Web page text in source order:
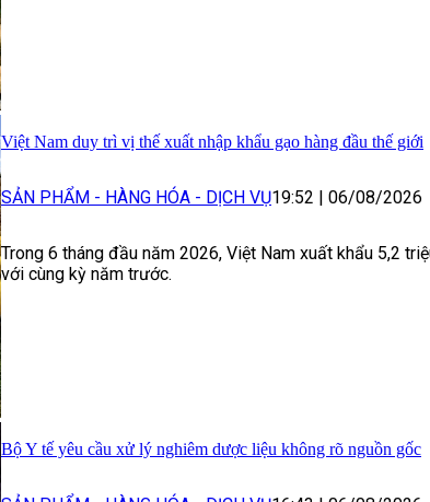
Việt Nam duy trì vị thế xuất nhập khẩu gạo hàng đầu thế giới
SẢN PHẨM - HÀNG HÓA - DỊCH VỤ19:52 06/08/2026
Trong 6 tháng đầu năm 2026, Việt Nam xuất khẩu 5,2
với cùng kỳ năm trước.
Bộ Y tế yêu cầu xử lý nghiêm dược liệu không rõ nguồn gốc